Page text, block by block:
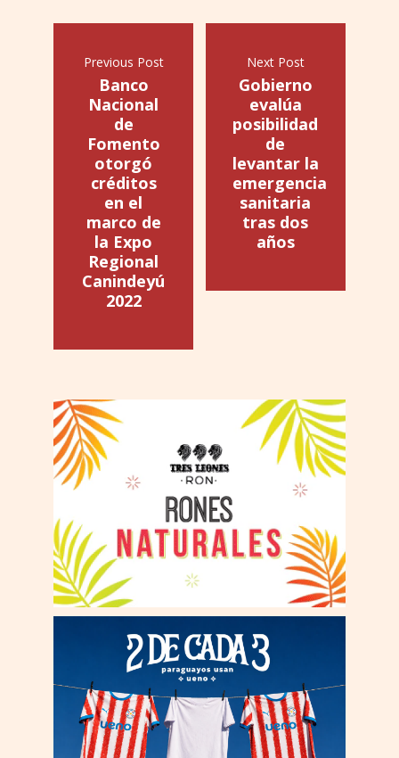
Previous Post
Banco
Nacional
de
Fomento
otorgó
créditos
en el
marco de
la Expo
Regional
Canindeyú
2022
Next Post
Gobierno
evalúa
posibilidad
de
levantar la
emergencia
sanitaria
tras dos
años